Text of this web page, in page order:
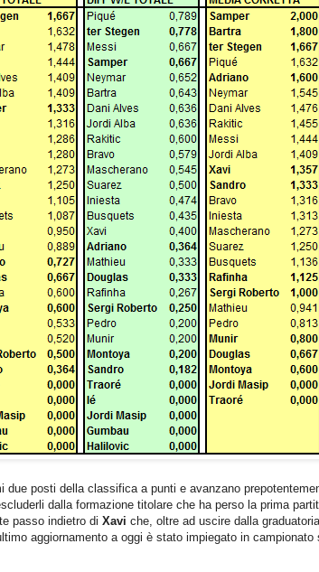
due posti della classifica a punti e avanzano
dalla formazione titolare che ha perso la prima
passo indietro di Xavi che, oltre ad uscire dalla
aggiornamento a oggi è stato impiegato in